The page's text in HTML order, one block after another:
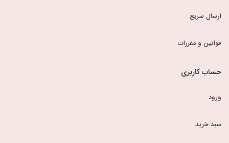
ارسال سریع
قوانین و مقررات
حساب کاربری
ورود
سبد خرید